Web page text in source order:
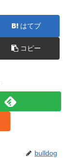
はてブ
コピー
bulldog